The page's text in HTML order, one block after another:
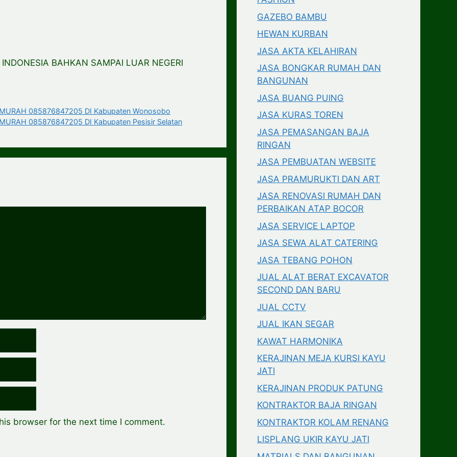
BAHKAN SAMPAI LUAR NEGERI
085876847205 DI Kabupaten Wonosobo
085876847205 DI Kabupaten Pesisir Selatan
browser for the next time I comment.
GAZEBO BAMBU
HEWAN KURBAN
JASA AKTA KELAHIRAN
JASA BONGKAR RUMAH DAN
BANGUNAN
JASA BUANG PUING
JASA KURAS TOREN
JASA PEMASANGAN BAJA
RINGAN
JASA PEMBUATAN WEBSITE
JASA PRAMURUKTI DAN ART
JASA RENOVASI RUMAH DAN
PERBAIKAN ATAP BOCOR
JASA SERVICE LAPTOP
JASA SEWA ALAT CATERING
JASA TEBANG POHON
JUAL ALAT BERAT EXCAVATOR
SECOND DAN BARU
JUAL CCTV
JUAL IKAN SEGAR
KAWAT HARMONIKA
KERAJINAN MEJA KURSI KAYU
JATI
KERAJINAN PRODUK PATUNG
KONTRAKTOR BAJA RINGAN
KONTRAKTOR KOLAM RENANG
LISPLANG UKIR KAYU JATI